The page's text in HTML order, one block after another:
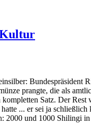
Bundespräsident
prangte, die als
Satz. Der
... er sei ja
2000 und 1000